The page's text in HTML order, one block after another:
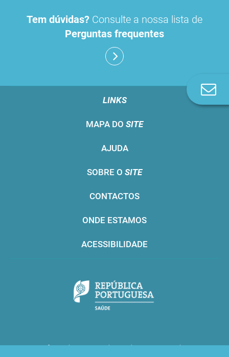
Tem dúvidas? Consulte a nossa lista de
Perguntas frequentes
LINKS
MAPA DO SITE
AJUDA
SOBRE O SITE
CONTACTOS
ONDE ESTAMOS
ACESSIBILIDADE
Infarmed © 2016. Todos os direitos reservados